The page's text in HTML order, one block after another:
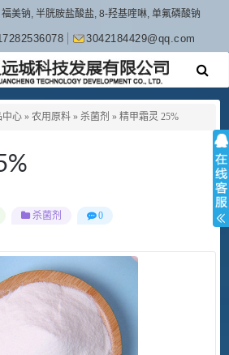
美钠, 半胱胺盐酸盐, 8-羟基喹啉, 单氟磷酸钠
3042184429@qq.com
中心 » 农用原料 » 杀菌剂 » 精甲霜灵 25%
杀菌剂 0